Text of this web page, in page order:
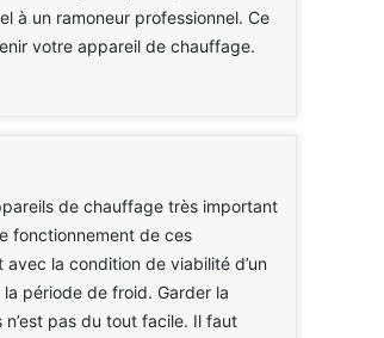
à un ramoneur professionnel. Ce
votre appareil de chauffage.
de chauffage très important
fonctionnement de ces
la condition de viabilité d’un
période de froid. Garder la
pas du tout facile. Il faut